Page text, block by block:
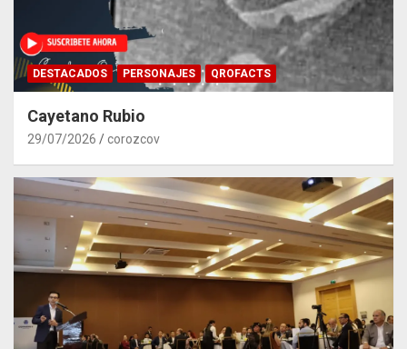
DESTACADOS PERSONAJES QROFACTS
Cayetano Rubio
29/07/2026 corozcov